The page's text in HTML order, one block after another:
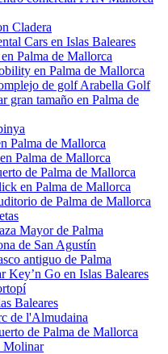
Cladera
Cars en Islas Baleares
Palma de Mallorca
en Palma de Mallorca
de golf Arabella Golf
gran tamaño en Palma de
Palma de Mallorca
Palma de Mallorca
de Palma de Mallorca
en Palma de Mallorca
de Palma de Mallorca
Mayor de Palma
de San Agustín
antiguo de Palma
Key’n Go en Islas Baleares
Baleares
de l'Almudaina
de Palma de Mallorca
Molinar